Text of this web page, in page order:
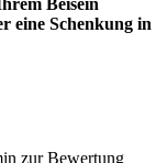
Beisein
eine Schenkung in
zur Bewertung